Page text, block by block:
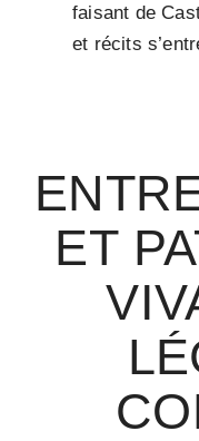
faisant de
et récits
ET